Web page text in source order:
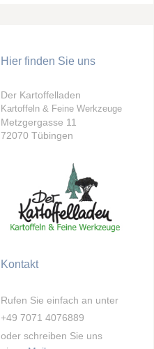
Hier finden Sie uns
Der Kartoffelladen
Kartoffeln & Feine Werkzeuge
Metzgergasse 11
72070 Tübingen
Kontakt
Rufen Sie einfach an unter
+49 7071 4076889
oder schreiben Sie uns